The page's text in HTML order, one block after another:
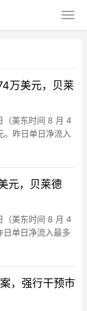
万美元，贝莱
（美东时间 8 月 4
。昨日单日净流入
ETF ETHA，单日
流入达 114.80
元，贝莱德
（美东时间 8 月 4
日单日净流入最多
IBIT，单日净流入
亿美元。其次
，强行干预市